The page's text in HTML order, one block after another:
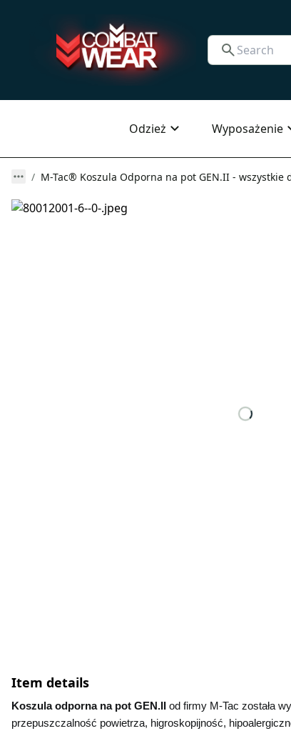
Odzież Wyposażenie
M-Tac® Koszula Odporna na pot GEN.II - wszystkie
Item details
Koszula odporna na pot GEN.II od firmy M-Tac została
przepuszczalność powietrza, higroskopijność,